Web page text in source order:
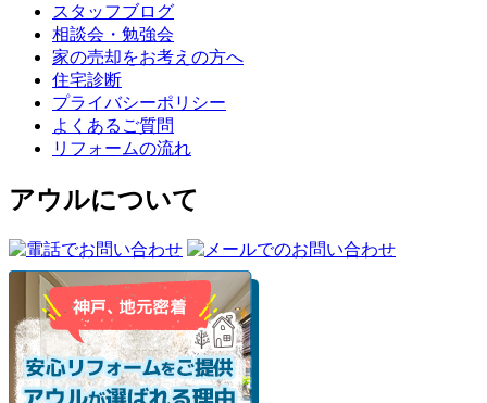
スタッフブログ
相談会・勉強会
家の売却をお考えの方へ
住宅診断
プライバシーポリシー
よくあるご質問
リフォームの流れ
アウルについて